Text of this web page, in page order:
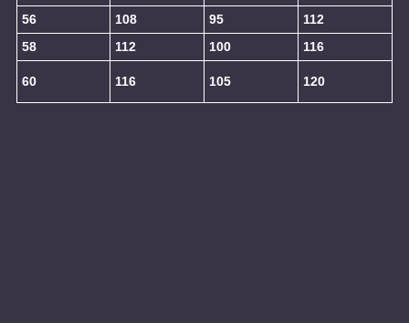
56
108 95
112
58
112 100 116
60 116 105 120